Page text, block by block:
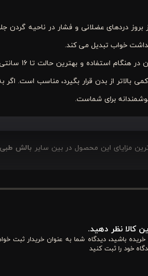
بروز دردهای عضلانی و فشار در ناحیه
خواب تبدیل می کند.
بالش ورونیکا پر لوکس
سرشان کمی بالاتر از بدن قرار بگیرد، مناسب است.
برای شماست.
مزایای این محصول در بین سایر بالش طبی
پوست حساس یا مشکلات تنفسی گزینه‌ای
استفاده در فضاهای شیک و خاص‌پسند تبدیل
کالا نظر دهید.
خریده باشید، دیدگاه شما به عنوان خریدار
خود را ثبت کنید